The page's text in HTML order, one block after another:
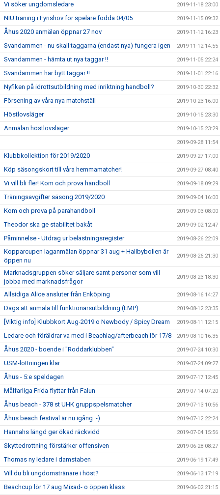
Vi söker ungdomsledare 2019-11-18 23:00
NIU träning i Fyrishov för spelare födda 04/05 2019-11-15 09:32
Åhus 2020 anmälan öppnar 27 nov 2019-11-12 16:23
Svandammen - nu skall taggarna (endast nya) fungera igen 2019-11-12 14:55
Svandammen - hämta ut nya taggar !! 2019-11-05 22:24
Svandammen har bytt taggar !! 2019-11-01 22:16
Nyfiken på idrottsutbildning med inriktning handboll? 2019-10-30 22:32
Försening av våra nya matchställ 2019-10-23 16:00
Höstlovsläger 2019-10-15 23:30
Anmälan höstlovsläger 2019-10-15 23:29
2019-09-28 11:54
Klubbkollektion för 2019/2020 2019-09-27 17:00
Köp säsongskort till våra hemmamatcher! 2019-09-27 08:40
Vi vill bli fler! Kom och prova handboll 2019-09-18 09:29
Träningsavgifter säsong 2019/2020 2019-09-04 16:00
Kom och prova på parahandboll 2019-09-03 08:00
Theodor ska ge stabilitet bakåt 2019-09-02 12:47
Påminnelse - Utdrag ur belastningsregister 2019-08-26 22:09
Kopparcupen laganmälan öppnar 31 aug + Hallbybollen är
öppen nu
2019-08-26 21:30
Marknadsgruppen söker säljare samt personer som vill
jobba med marknadsfrågor
2019-08-23 18:30
Allsidiga Alice ansluter från Enköping 2019-08-16 14:27
Dags att anmäla till funktionärsutbildning (EMP) 2019-08-12 23:35
[Viktig info] Klubbkort Aug-2019 o Newbody / Spicy Dream 2019-08-11 12:15
Ledare och föräldrar va med i Beachlag/afterbeach lör 17/8 2019-08-10 16:35
Åhus 2020 - boende i "Roddarklubben" 2019-07-24 10:30
USM-lottningen klar 2019-07-24 09:27
Åhus - 5:e speldagen 2019-07-17 12:45
Målfarliga Frida flyttar från Falun 2019-07-14 07:20
Åhus beach - 378 st UHK gruppspelsmatcher 2019-07-13 10:56
Åhus beach festival är nu igång :-) 2019-07-12 22:24
Hannahs längd ger ökad räckvidd 2019-07-04 15:56
Skyttedrottning förstärker offensiven 2019-06-28 08:27
Thomas ny ledare i damstaben 2019-06-19 17:49
Vill du bli ungdomstränare i höst? 2019-06-13 17:19
Beachcup lör 17 aug Mixad- o öppen klass 2019-06-02 21:15